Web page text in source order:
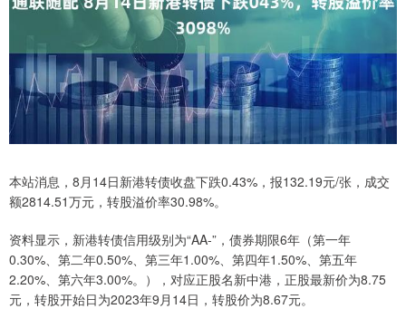
本站消息，8月14日新港转债收盘下跌0.43%，报132.19元/张，成交
额2814.51万元，转股溢价率30.98%。
资料显示，新港转债信用级别为“AA-”，债券期限6年（第一年
0.30%、第二年0.50%、第三年1.00%、第四年1.50%、第五年
2.20%、第六年3.00%。），对应正股名新中港，正股最新价为8.75
元，转股开始日为2023年9月14日，转股价为8.67元。